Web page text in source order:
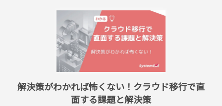
解決策がわかれば怖くない！クラウド移行で直
面する課題と解決策